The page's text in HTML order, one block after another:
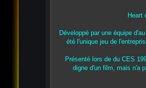
Heart
Développé par une équipe
été l'unique jeu de
Présenté lors de du CES
digne d'un film, mais n'a